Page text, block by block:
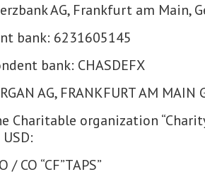
AG, Frankfurt am Main,
bank: 6231605145
bank: CHASDEFX
AG, FRANKFURT AM MAIN
organization “Charity
CO “CF”TAPS”